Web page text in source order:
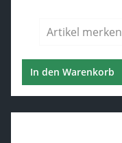
Artikel merken
In den Warenkorb